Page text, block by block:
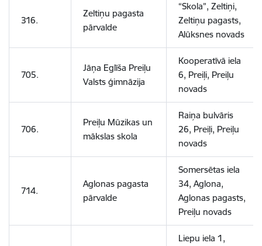
316.
Zeltiņu pagasta
pārvalde
“Skola”, Zeltiņi,
Zeltiņu pagasts,
Alūksnes novads
705.
Jāņa Eglīša Preiļu
Valsts ģimnāzija
Kooperatīvā iela
6, Preiļi, Preiļu
novads
706.
Preiļu Mūzikas un
mākslas skola
Raiņa bulvāris
26, Preiļi, Preiļu
novads
714.
Aglonas pagasta
pārvalde
Somersētas iela
34, Aglona,
Aglonas pagasts,
Preiļu novads
Liepu iela 1,